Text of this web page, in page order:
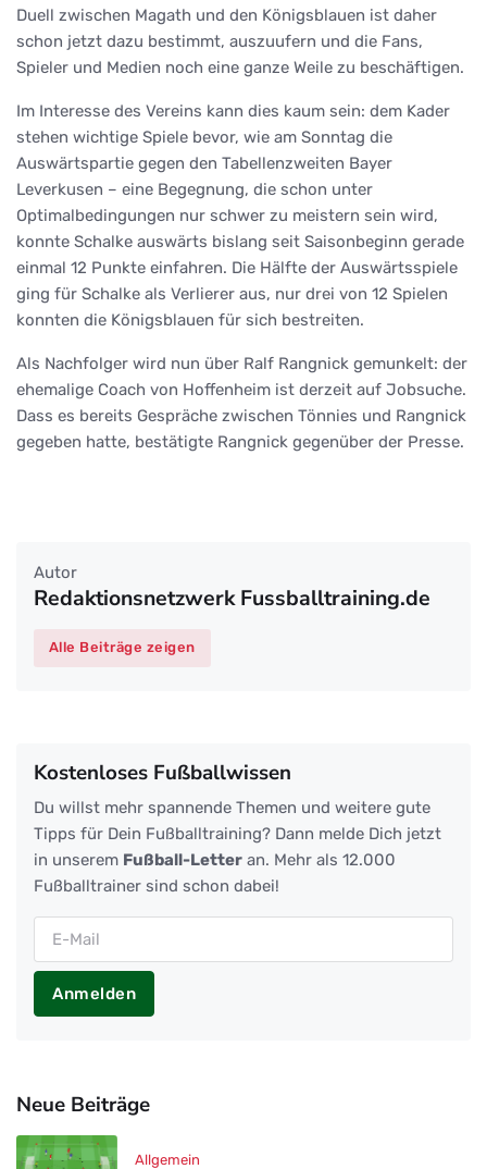
Duell zwischen Magath und den Königsblauen ist daher
schon jetzt dazu bestimmt, auszuufern und die Fans,
Spieler und Medien noch eine ganze Weile zu beschäftigen.
Im Interesse des Vereins kann dies kaum sein: dem Kader
stehen wichtige Spiele bevor, wie am Sonntag die
Auswärtspartie gegen den Tabellenzweiten Bayer
Leverkusen – eine Begegnung, die schon unter
Optimalbedingungen nur schwer zu meistern sein wird,
konnte Schalke auswärts bislang seit Saisonbeginn gerade
einmal 12 Punkte einfahren. Die Hälfte der Auswärtsspiele
ging für Schalke als Verlierer aus, nur drei von 12 Spielen
konnten die Königsblauen für sich bestreiten.
Als Nachfolger wird nun über Ralf Rangnick gemunkelt: der
ehemalige Coach von Hoffenheim ist derzeit auf Jobsuche.
Dass es bereits Gespräche zwischen Tönnies und Rangnick
gegeben hatte, bestätigte Rangnick gegenüber der Presse.
Autor
Redaktionsnetzwerk Fussballtraining.de
Alle Beiträge zeigen
Kostenloses Fußballwissen
Du willst mehr spannende Themen und weitere gute
Tipps für Dein Fußballtraining? Dann melde Dich jetzt
in unserem Fußball-Letter an. Mehr als 12.000
Fußballtrainer sind schon dabei!
Anmelden
Neue Beiträge
Allgemein